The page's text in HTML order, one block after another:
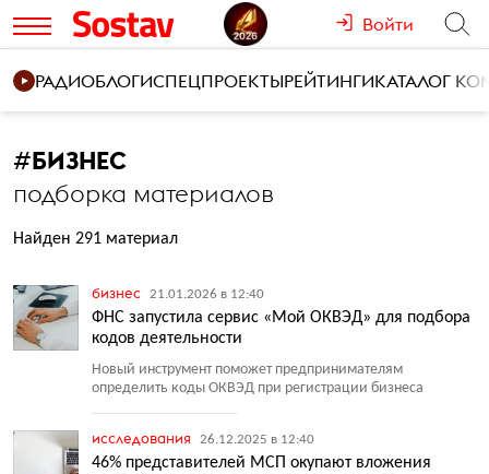
Войти
РАДИОБЛОГИСПЕЦПРОЕКТЫРЕЙТИНГИКАТАЛОГ
#БИЗНЕС
подборка материалов
Найден 291 материал
бизнес 21.01.2026 в 12:40
ФНС запустила сервис «Мой ОКВЭД» для подбора
кодов деятельности
Новый инструмент поможет предпринимателям
определить коды ОКВЭД при регистрации бизнеса
исследования 26.12.2025 в 12:40
46% представителей МСП окупают вложения